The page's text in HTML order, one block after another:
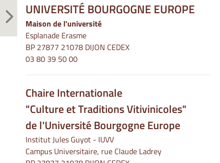
UNIVERSITÉ BOURGOGNE EUROPE
Maison de l'université
Esplanade Erasme
BP 27877 21078 DIJON CEDEX
03 80 39 50 00
Chaire Internationale
"Culture et Traditions Vitivinicoles"
de l'Université Bourgogne Europe
Institut Jules Guyot - IUVV
Campus Universitaire, rue Claude Ladrey